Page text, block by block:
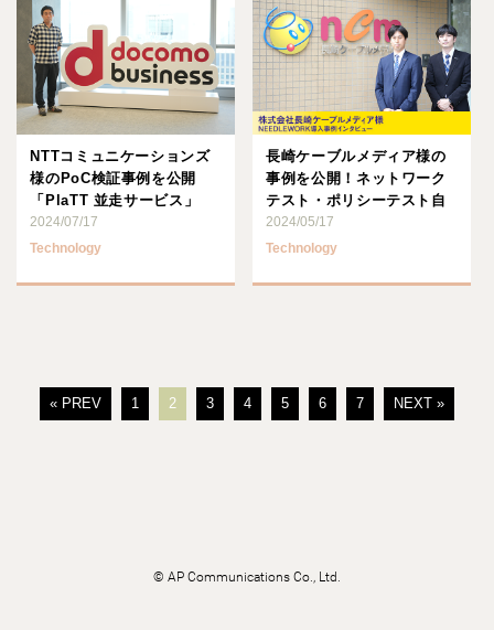
NTTコミュニケーションズ
様のPoC検証事例を公開
「PlaTT 並走サービス」
2024/07/17
Technology
長崎ケーブルメディア様の
事例を公開！ネットワーク
テスト・ポリシーテスト自
動化プロダクト
「NEEDLE･･･
2024/05/17
Technology
« PREV 1 2 3 4 5 6 7 NEXT »
© AP Communications Co., Ltd.